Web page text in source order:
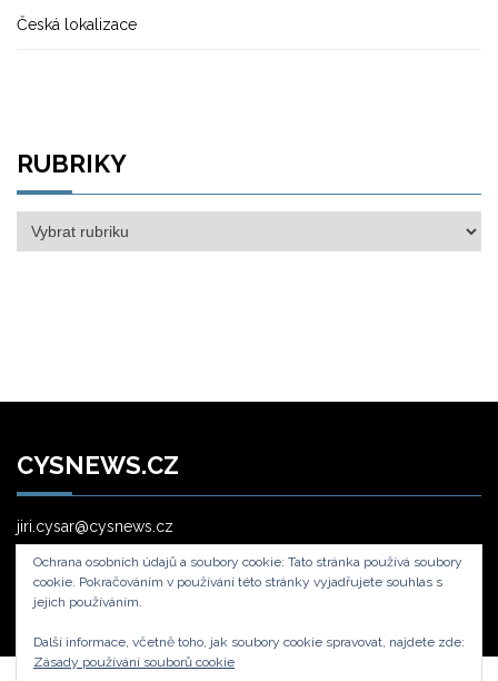
Česká lokalizace
RUBRIKY
Rubriky
CYSNEWS.CZ
jiri.cysar@cysnews.cz
Ochrana osobních údajů a soubory cookie: Tato stránka používá soubory
cookie. Pokračováním v používání této stránky vyjadřujete souhlas s
jejich používáním.
Další informace, včetně toho, jak soubory cookie spravovat, najdete zde:
Zásady používání souborů cookie